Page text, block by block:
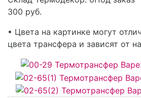
300 руб.
• Цвета на картинке могут
цвета трансфера и зависят от